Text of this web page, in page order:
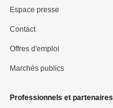
menu
Pied
de
page
Espace presse
Contact
Offres d'emploi
Marchés publics
Professionnels et partenaires